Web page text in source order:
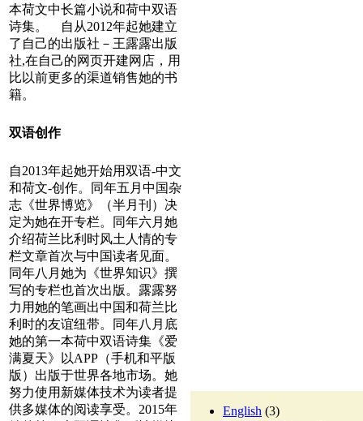
本荷文中长篇小说和荷中双语
诗集。 自从2012年起她建立
了自己的出版社－王露露出版
社,在自己的网页开建网店，用
比以前更多的渠道销售她的书
籍。
双语创作
自2013年起她开始用双语-中文
和荷文-创作。同年五月中国杂
志《世界博览》（半月刊）决
定为她在开专栏。同年六月她
介绍荷兰比利时风土人情的专
栏文章首次与中国读者见面。
同年八月她为《世界知识》撰
写的专栏也首次出版。露露努
力用她的笔画出中国和荷兰比
利时的友谊纽带。同年八月底
她的第一本荷中双语诗集《爱
满夏天》以APP（手机和平版
版）出版于世界各地市场。她
努力使用新媒体技术为读者提
供多媒体的阅读享受。2015年
English (3)